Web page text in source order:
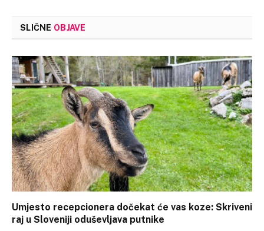
SLIČNE OBJAVE
Umjesto recepcionera dočekat će vas koze: Skriveni
raj u Sloveniji oduševljava putnike